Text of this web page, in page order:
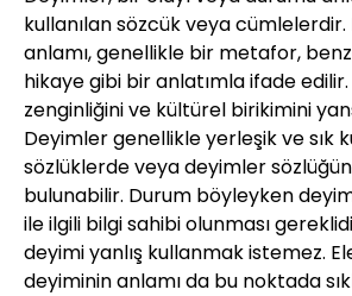
kullanılan sözcük veya
anlamı, genellikle bir metafor,
hikaye gibi bir anlatımla ifade
zenginliğini ve kültürel birikimini
Deyimler genellikle yerleşik ve sık
sözlüklerde veya deyimler
bulunabilir. Durum böyleyken
ile ilgili bilgi sahibi olunması
deyimi yanlış kullanmak istemez.
deyiminin anlamı da bu noktada